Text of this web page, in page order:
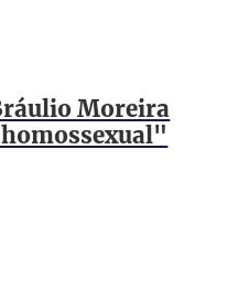
Moreira
homossexual"